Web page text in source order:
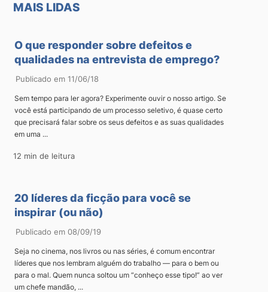
MAIS LIDAS
O que responder sobre defeitos e
qualidades na entrevista de emprego?
Publicado em 11/06/18
Sem tempo para ler agora? Experimente ouvir o nosso artigo. Se
você está participando de um processo seletivo, é quase certo
que precisará falar sobre os seus defeitos e as suas qualidades
em uma ...
12 min de leitura
20 líderes da ficção para você se
inspirar (ou não)
Publicado em 08/09/19
Seja no cinema, nos livros ou nas séries, é comum encontrar
líderes que nos lembram alguém do trabalho — para o bem ou
para o mal. Quem nunca soltou um “conheço esse tipo!” ao ver
um chefe mandão, ...